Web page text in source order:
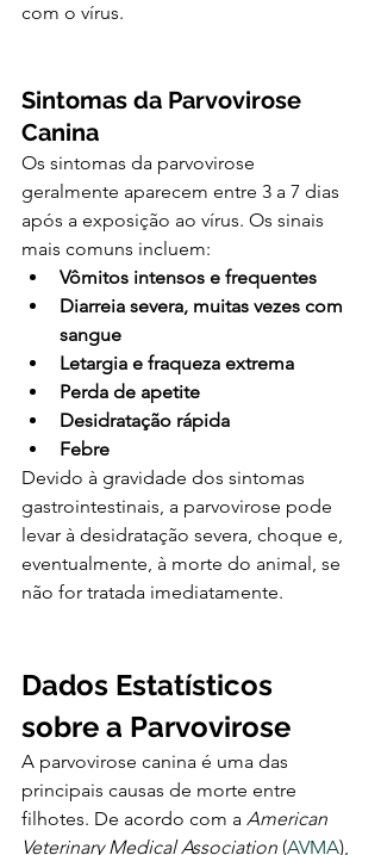
com o vírus.
Sintomas da Parvovirose
Canina
Os sintomas da parvovirose
geralmente aparecem entre 3 a 7 dias
após a exposição ao vírus. Os sinais
mais comuns incluem:
Vômitos intensos e frequentes
Diarreia severa, muitas vezes com
sangue
Letargia e fraqueza extrema
Perda de apetite
Desidratação rápida
Febre
Devido à gravidade dos sintomas
gastrointestinais, a parvovirose pode
levar à desidratação severa, choque e,
eventualmente, à morte do animal, se
não for tratada imediatamente.
Dados Estatísticos
sobre a Parvovirose
A parvovirose canina é uma das
principais causas de morte entre
filhotes. De acordo com a American
Veterinary Medical Association (AVMA),